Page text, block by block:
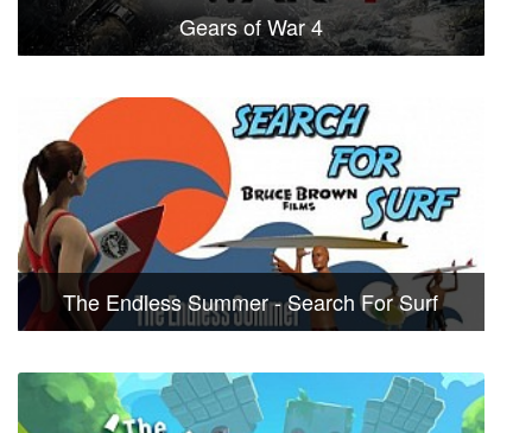
Gears of War 4
The Endless Summer - Search For Surf